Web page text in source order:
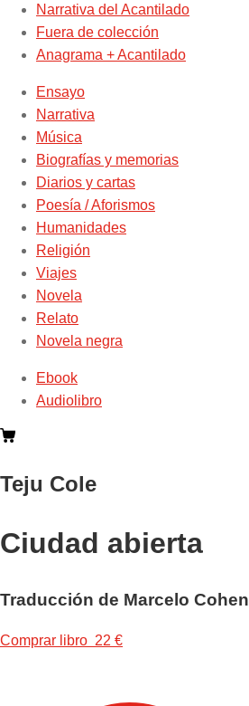
Narrativa del Acantilado
Fuera de colección
Anagrama + Acantilado
Ensayo
Narrativa
Música
Biografías y memorias
Diarios y cartas
Poesía / Aforismos
Humanidades
Religión
Viajes
Novela
Relato
Novela negra
Ebook
Audiolibro
Teju Cole
Ciudad abierta
Traducción de Marcelo Cohen
Comprar libro 22 €